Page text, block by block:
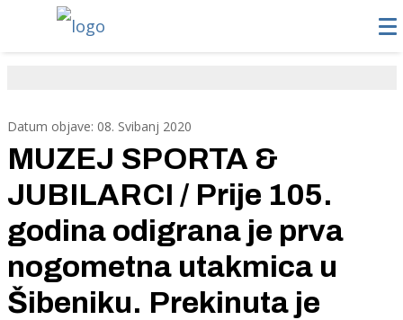
Datum objave: 08. Svibanj 2020
MUZEJ SPORTA &
JUBILARCI / Prije 105.
godina odigrana je prva
nogometna utakmica u
Šibeniku. Prekinuta je